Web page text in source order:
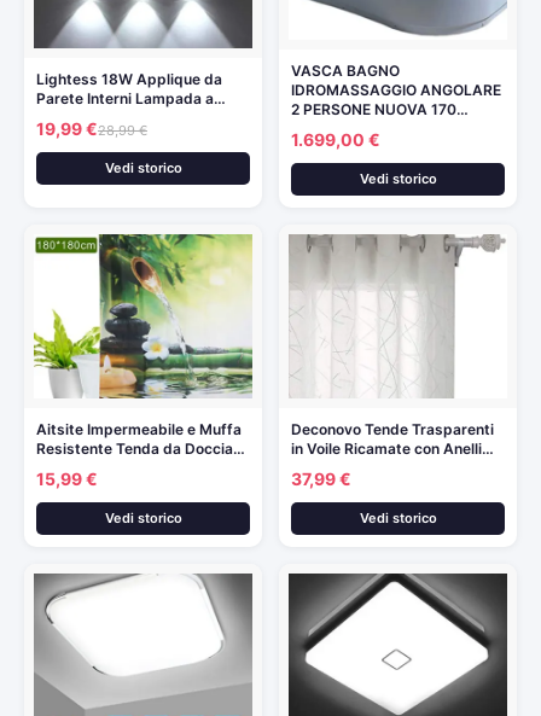
Lightess 18W Applique da
Parete Interni Lampada a…
19,99 €28,99 €
Vedi storico
VASCA BAGNO
IDROMASSAGGIO ANGOLARE
2 PERSONE NUOVA 170…
1.699,00 €
Vedi storico
Aitsite Impermeabile e Muffa
Resistente Tenda da Doccia…
15,99 €
Vedi storico
Deconovo Tende Trasparenti
in Voile Ricamate con Anelli…
37,99 €
Vedi storico